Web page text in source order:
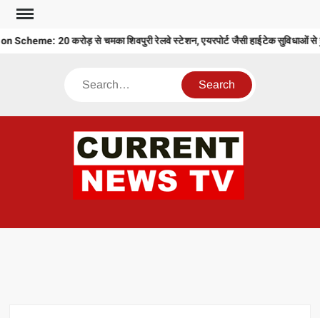
Skip
content20 करोड़ से चमका शिवपुरी रेलवे स्टेशन, एयरपोर्ट जैसी हाईटेक सुविधाओं से
Search